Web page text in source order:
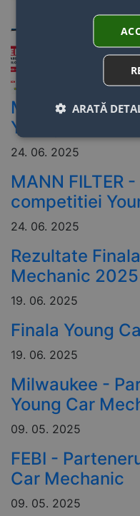
CAR
13. 01.
MEYLE -
Young Car
24. 06. 2025
MANN FILTER
competitiei
24. 06. 2025
Rezultate
Mechanic 2025
19. 06. 2025
Finala Young
19. 06. 2025
Milwaukee -
Young Car
09. 05. 2025
FEBI -
Car Mechanic
09. 05. 2025
ARATĂ